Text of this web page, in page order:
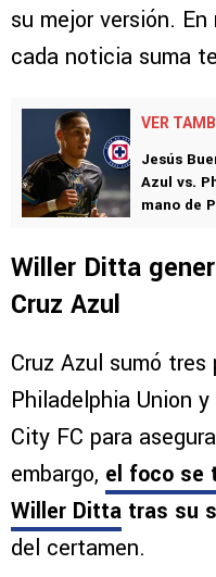
su mejor versión.
cada noticia suma
VER
Jesús
Azul vs.
mano de
Willer Ditta
Cruz Azul
Cruz Azul sumó
Philadelphia Union
City FC para
embargo, el foco se
Willer Ditta tras su
del certamen.